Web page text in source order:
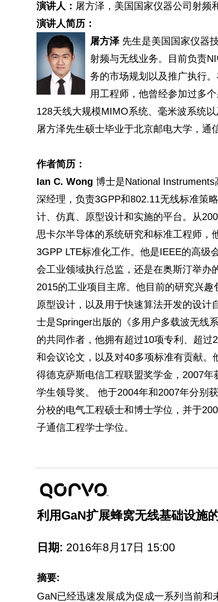
演讲人： 屠方泽，美国国家仪器公司射频
演讲人简历：
屠方泽先生是美国国家仪器
射频与无线业务。目前负责
务的市场规划以及推广执行
用工程师，他曾经参加过多
128天线大规模MIMO系统、毫米波系统
屠方泽先生硕士毕业于北京邮电大学，通
作者简历：
Ian C. Wong 博士是National
深经理，负责3GPP和802.11无线标准策
计、仿真、原型设计和实施的平台。从
思卡尔半导体的系统研究和标准工程师，
3GPP LTE标准化工作。他是IEEE的高级
会工业领域执行总监，还是在奥斯汀举办
2015的工业项目主席。他目前的研究兴趣
原型设计，以及用于快速算法开发的设计
士是Springer出版的《多用户多载波无线
的共同作者，他拥有超过10项专利、超过
和会议论文，以及对40多项标准有贡献。
得德克萨斯电信工程联盟奖学金，2007年
学生领导奖。 他于2004年和2007年分别
分校的电气工程硕士和博士学位，并于
子通信工程学士学位。
利用GaN扩展蜂窝无线基础设施
日期: 2016年8月17日 15:00
摘要:
GaN已经迅速发展成为促成一系列当前和